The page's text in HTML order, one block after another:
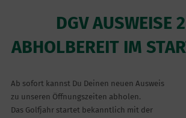
DGV AUSWEISE
ABHOLBEREIT IM
Ab sofort kannst Du Deinen neuen Ausweis
zu unseren Öffnungszeiten abholen.
Das Golfjahr startet bekanntlich mit der